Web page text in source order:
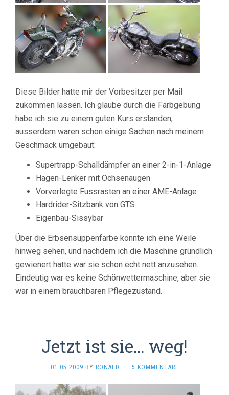
Diese Bilder hatte mir der Vorbesitzer per Mail
zukommen lassen. Ich glaube durch die Farbgebung
habe ich sie zu einem guten Kurs erstanden,
ausserdem waren schon einige Sachen nach meinem
Geschmack umgebaut:
Supertrapp-Schalldämpfer an einer 2-in-1-Anlage
Hagen-Lenker mit Ochsenaugen
Vorverlegte Fussrasten an einer AME-Anlage
Hardrider-Sitzbank von GTS
Eigenbau-Sissybar
Über die Erbsensuppenfarbe konnte ich eine Weile
hinweg sehen, und nachdem ich die Maschine gründlich
gewienert hatte war sie schon echt nett anzusehen.
Eindeutig war es keine Schönwettermaschine, aber sie
war in einem brauchbaren Pflegezustand.
Jetzt ist sie… weg!
01.05.2009 BY RONALD · 5 KOMMENTARE